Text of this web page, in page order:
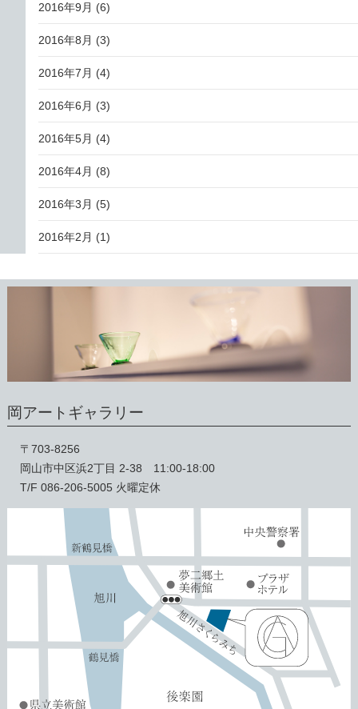
2016年9月 (6)
2016年8月 (3)
2016年7月 (4)
2016年6月 (3)
2016年5月 (4)
2016年4月 (8)
2016年3月 (5)
2016年2月 (1)
岡アートギャラリー
〒703-8256
岡山市中区浜2丁目 2-38 11:00-18:00
T/F 086-206-5005 火曜定休